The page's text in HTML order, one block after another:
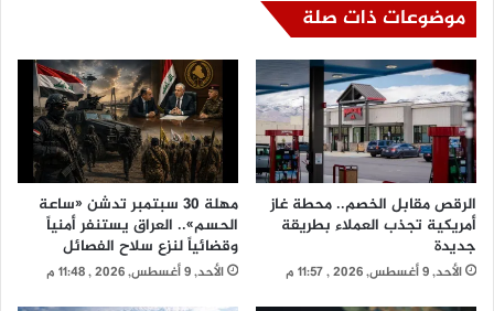
موضوعات ذات صلة
الرقص مقابل الخصم.. محطة غاز
أمريكية تجذب العملاء بطريقة
جديدة
الأحد, 9 أغسطس, 2026 , 11:57 م
مهلة 30 سبتمبر تدشن «ساعة
الحسم».. العراق يستنفر أمنياً
وقضائياً لنزع سلاح الفصائل
الأحد, 9 أغسطس, 2026 , 11:48 م